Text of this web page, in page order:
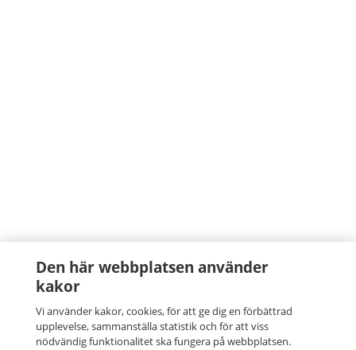
Den här webbplatsen använder
kakor
Vi använder kakor, cookies, för att ge dig en förbättrad
upplevelse, sammanställa statistik och för att viss
nödvändig funktionalitet ska fungera på webbplatsen.